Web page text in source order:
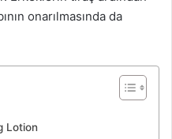
onarılmasında da
Lotion